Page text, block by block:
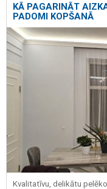
KĀ PAGARINĀT
PADOMI KOPŠANĀ
Kvalitatīvu, delikātu